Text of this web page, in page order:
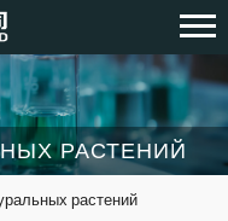
РАСТЕНИЙ
растений